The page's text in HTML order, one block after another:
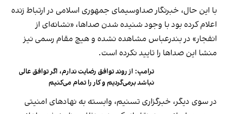
با این حال، خبرنگار صداوسیمای جمهوری اسلامی در ارتباط زنده
اعلام کرده بود با وجود شنیده شدن صداها، «نشانه‌ای از
انفجار» در بندرعباس مشاهده نشده و هیچ مقام رسمی نیز
منشا این صداها را تایید نکرده است.
ترامپ: از روند توافق رضایت ندارم، اگر توافق عالی
نباشد برمی‌گردیم و کار را تمام می‌کنیم
در سوی دیگر، خبرگزاری تسنیم، وابسته به نهادهای امنیتی